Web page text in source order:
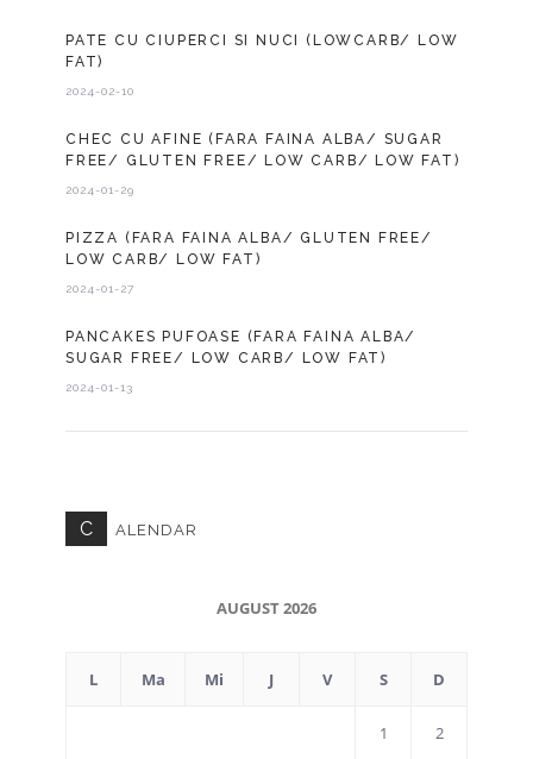
PATE CU CIUPERCI SI NUCI (LOWCARB/ LOW
FAT)
2024-02-10
CHEC CU AFINE (FARA FAINA ALBA/ SUGAR
FREE/ GLUTEN FREE/ LOW CARB/ LOW FAT)
2024-01-29
PIZZA (FARA FAINA ALBA/ GLUTEN FREE/
LOW CARB/ LOW FAT)
2024-01-27
PANCAKES PUFOASE (FARA FAINA ALBA/
SUGAR FREE/ LOW CARB/ LOW FAT)
2024-01-13
C ALENDAR
AUGUST 2026
L Ma Mi J V S D
1 2